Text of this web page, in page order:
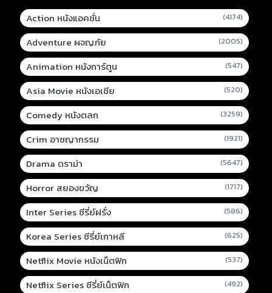
Action หนังแอคชั่น (4174)
Adventure ผจญภัย (2005)
Animation หนังการ์ตูน (547)
Asia Movie หนังเอเชีย (520)
Comedy หนังตลก (3259)
Crim อาชญากรรม (1921)
Drama ดราม่า (5647)
Horror สยองขวัญ (1717)
Inter Series ซีรี่ย์ฝรั่ง (586)
Korea Series ซีรี่ย์เกาหลี (625)
Netflix Movie หนังเน็ตฟิก (537)
Netflix Series ซีรี่ย์เน็ตฟิก (492)